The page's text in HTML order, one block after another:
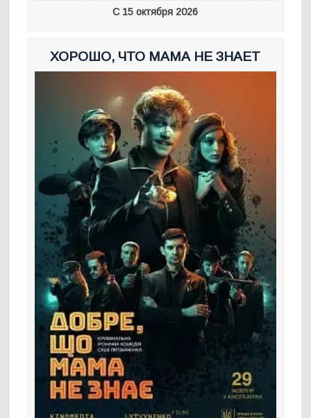
С 15 октября 2026
ХОРОШО, ЧТО МАМА НЕ ЗНАЕТ